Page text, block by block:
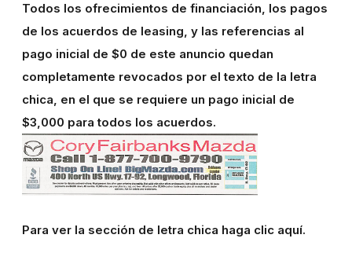
Todos los ofrecimientos de financiación, los pagos
de los acuerdos de leasing, y las referencias al
pago inicial de $0 de este anuncio quedan
completamente revocados por el texto de la letra
chica, en el que se requiere un pago inicial de
$3,000 para todos los acuerdos.
Para ver la sección de letra chica haga clic aquí.